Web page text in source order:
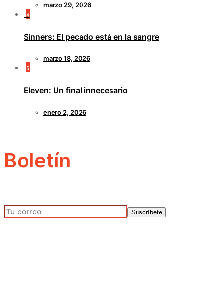
marzo 29, 2026
4
Sinners: El pecado está en la sangre
marzo 18, 2026
5
Eleven: Un final innecesario
enero 2, 2026
Boletín